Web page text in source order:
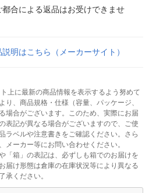
都合による返品はお受けできませ
明はこちら（メーカーサイト）
上に最新の商品情報を表示するよう努めて
り、商品規格・仕様（容量、パッケージ、
場合がございます。このため、実際にお届
表記が異なる場合がございますので、ご使
ラベルや注意書きをご確認ください。さら
メーカー等にお問い合わせください。
「箱」の表記は、必ずしも箱でのお届けを
届け形態は倉庫の在庫状況等により異なる
承ください。